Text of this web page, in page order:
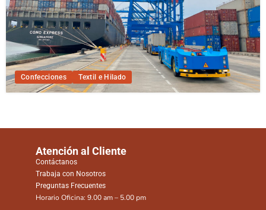
Confecciones Textil e Hilado
Atención al Cliente
Contáctanos
Trabaja con Nosotros
Preguntas Frecuentes
Horario Oficina: 9.00 am – 5.00 pm